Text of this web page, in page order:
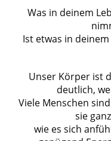
Was in deinem
Ist etwas in
Unser Körper ist
deutlich,
Viele Menschen
sie
wie es sich